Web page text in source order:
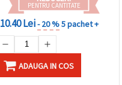
PENTRU CANTITATE
10.40 Lei- 20 %5 pachet +
ADAUGA IN COS